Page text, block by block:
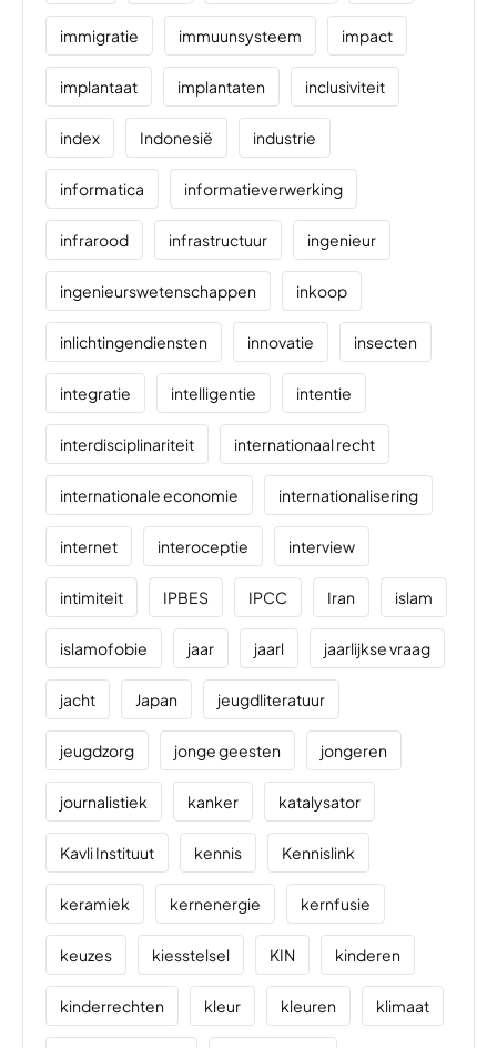
immigratie immuunsysteem impact
implantaat implantaten inclusiviteit
index Indonesië industrie
informatica informatieverwerking
infrarood infrastructuur ingenieur
ingenieurswetenschappen inkoop
inlichtingendiensten innovatie insecten
integratie intelligentie intentie
interdisciplinariteit internationaal recht
internationale economie internationalisering
internet interoceptie interview
intimiteit IPBES IPCC Iran islam
islamofobie jaar jaarl jaarlijkse vraag
jacht Japan jeugdliteratuur
jeugdzorg jonge geesten jongeren
journalistiek kanker katalysator
Kavli Instituut kennis Kennislink
keramiek kernenergie kernfusie
keuzes kiesstelsel KIN kinderen
kinderrechten kleur kleuren klimaat